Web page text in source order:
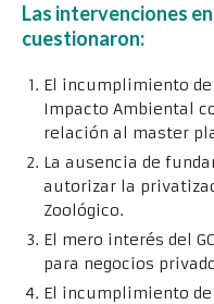
Las intervenciones
cuestionaron:
El incumplimiento de
Impacto Ambiental
relación al master
La ausencia de
autorizar la
Zoológico.
El mero interés del
para negocios
El incumplimiento